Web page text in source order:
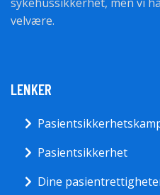
velvære.
LENKER
Pasientsikkerhet
Dine